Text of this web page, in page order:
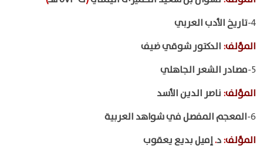
4- تاريخ الأدب العربي
المؤلف: الدكتور شوقي ضيف
5- مصادر الشعر الجاهلي
المؤلف: ناصر الدين الأسد
6- المعجم المفصل في شواهد العربية
المؤلف:د.إميل بديع يعقوب